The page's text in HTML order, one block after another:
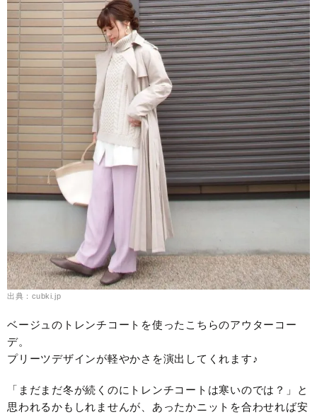
出典：cubki.jp
ベージュのトレンチコートを使ったこちらのアウターコー
デ。
プリーツデザインが軽やかさを演出してくれます♪
「まだまだ冬が続くのにトレンチコートは寒いのでは？」と
思われるかもしれませんが、あったかニットを合わせれば安